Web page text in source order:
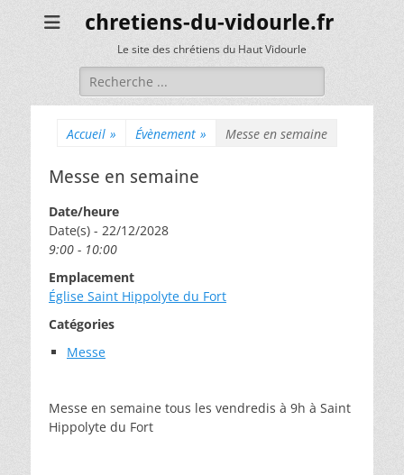
chretiens-du-vidourle.fr
Le site des chrétiens du Haut Vidourle
Rechercher :
Accueil » Évènement » Messe en semaine
Messe en semaine
Date/heure
Date(s) - 22/12/2028
9:00 - 10:00
Emplacement
Église Saint Hippolyte du Fort
Catégories
Messe
Messe en semaine tous les vendredis à 9h à Saint
Hippolyte du Fort